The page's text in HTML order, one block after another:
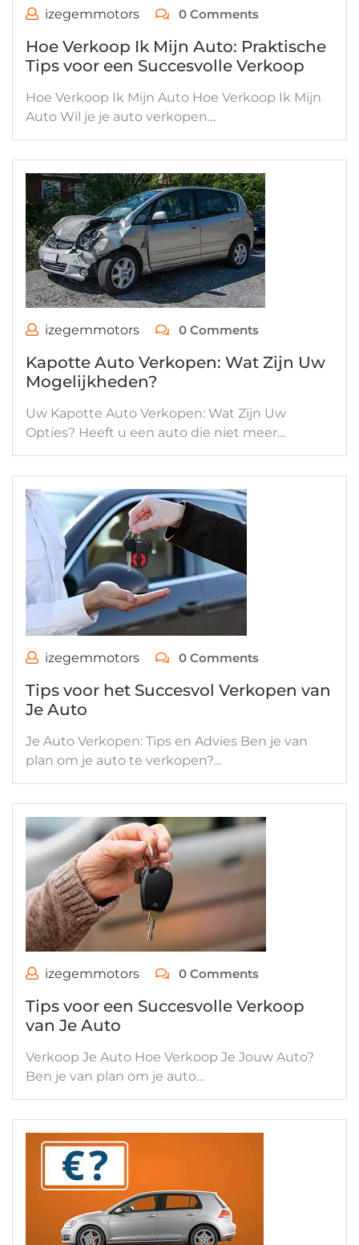
izegemmotors 0 Comments
Hoe Verkoop Ik Mijn Auto: Praktische
Tips voor een Succesvolle Verkoop
Hoe Verkoop Ik Mijn Auto Hoe Verkoop Ik Mijn
Auto Wil je je auto verkopen…
izegemmotors 0 Comments
Kapotte Auto Verkopen: Wat Zijn Uw
Mogelijkheden?
Uw Kapotte Auto Verkopen: Wat Zijn Uw
Opties? Heeft u een auto die niet meer…
izegemmotors 0 Comments
Tips voor het Succesvol Verkopen van
Je Auto
Je Auto Verkopen: Tips en Advies Ben je van
plan om je auto te verkopen?…
izegemmotors 0 Comments
Tips voor een Succesvolle Verkoop
van Je Auto
Verkoop Je Auto Hoe Verkoop Je Jouw Auto?
Ben je van plan om je auto…